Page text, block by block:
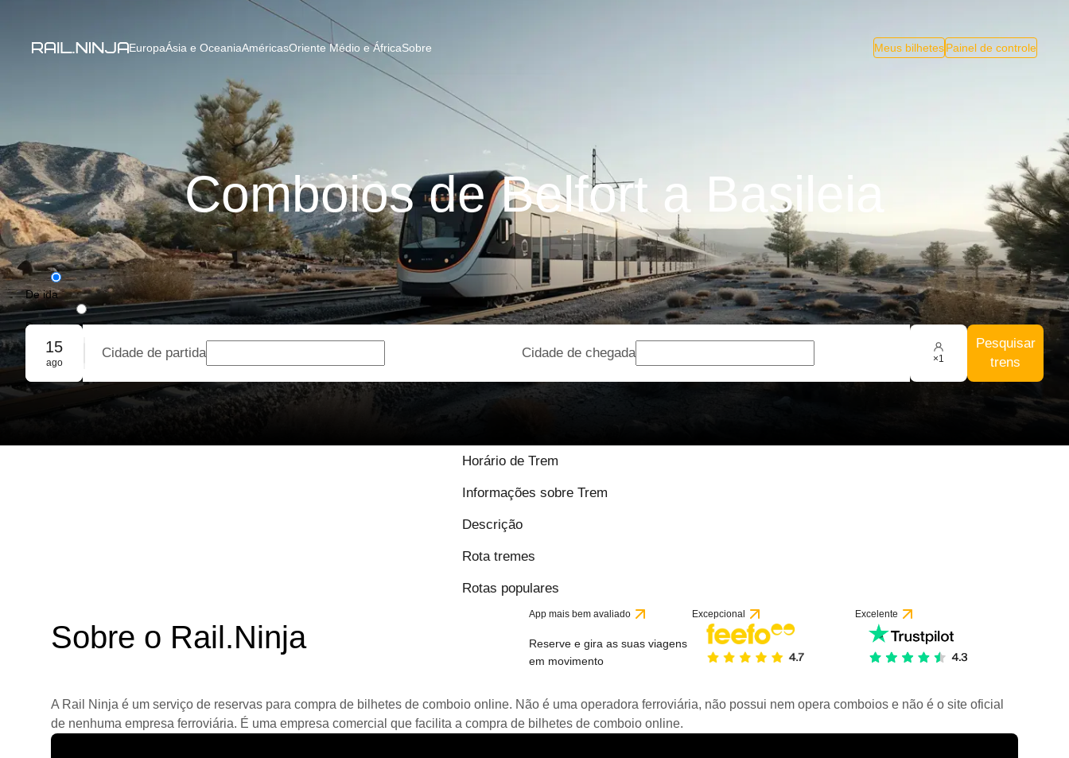
EuropaÁsia e OceaniaAméricasOriente Médio e ÁfricaSobre Meus bilhetesPainel de controle
Comboios de Belfort a Basileia
De ida
De ida e volta
Reserva em grupo
15
ago
Cidade de partida Cidade de chegada ×1
Pesquisar
trens
Horário de Trem
Informações sobre Trem
Descrição
Rota tremes
Rotas populares
Sobre o Rail.Ninja
App mais bem avaliado
Reserve e gira as suas viagens
em movimento
Excepcional Excelente
A Rail Ninja é um serviço de reservas para compra de bilhetes de comboio online. Não é uma operadora ferroviária, não possui nem opera comboios e não é o site oficial
de nenhuma empresa ferroviária. É uma empresa comercial que facilita a compra de bilhetes de comboio online.